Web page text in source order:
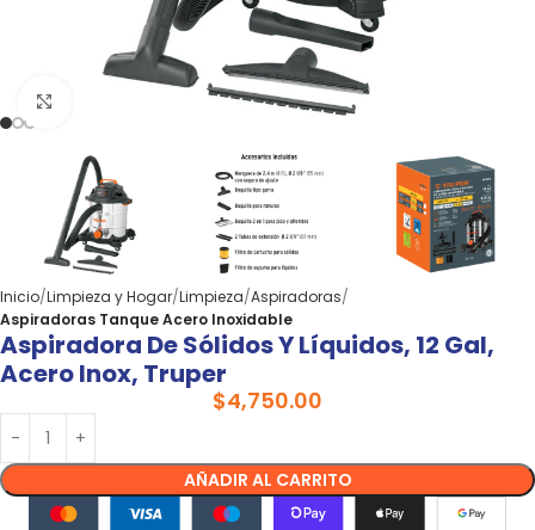
Inicio Limpieza y Hogar Limpieza Aspiradoras
Aspiradoras Tanque Acero Inoxidable
Aspiradora De Sólidos Y Líquidos, 12 Gal,
Acero Inox, Truper
$4,750.00
AÑADIR AL CARRITO